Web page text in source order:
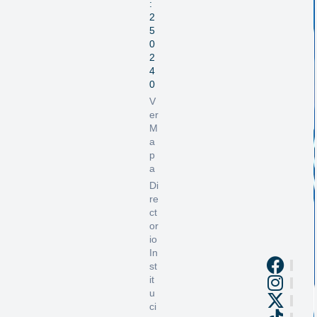
:
2
5
0
2
4
0
V
er
M
a
p
a
Di
re
ct
or
io
In
st
it
u
ci